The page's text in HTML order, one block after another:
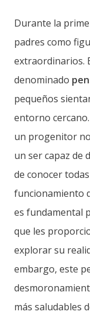
Durante la
padres como
extraordinarios.
denominado
pequeños
entorno
un progenitor
un ser capaz de
de conocer
funcionamiento
es fundamental
que les
explorar su
embargo, este
más saludables